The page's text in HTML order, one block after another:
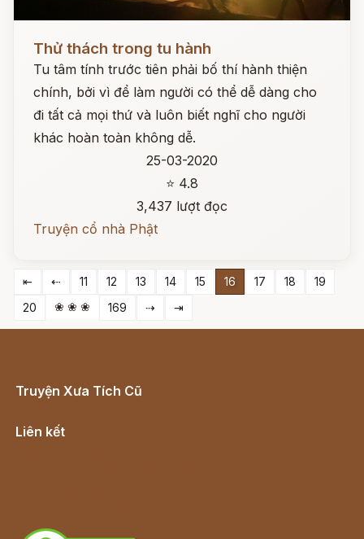
Thử thách trong tu hành
Tu tâm tính trước tiên phải bố thí hành thiện
chính, bởi vì để làm người có thể dễ dàng cho
đi tất cả mọi thứ và luôn biết nghĩ cho người
khác hoàn toàn không dễ.
25-03-2020
⭐ 4.8
3,437 lượt đọc
Truyện cổ nhà Phật
⇤ ⇠ 11 12 13 14 15 16 17 18
19
20
❀ ❀ ❀ 169 ⇢ ⇥
Truyện Xưa Tích Cũ
Liên kết